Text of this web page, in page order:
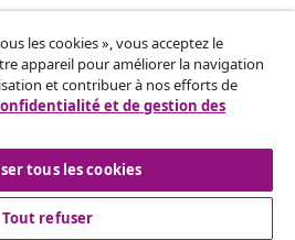
les cookies », vous acceptez le
appareil pour améliorer la navigation
et contribuer à nos efforts de
et de gestion des
tous les cookies
Tout refuser